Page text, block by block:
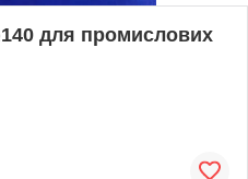
для промислових